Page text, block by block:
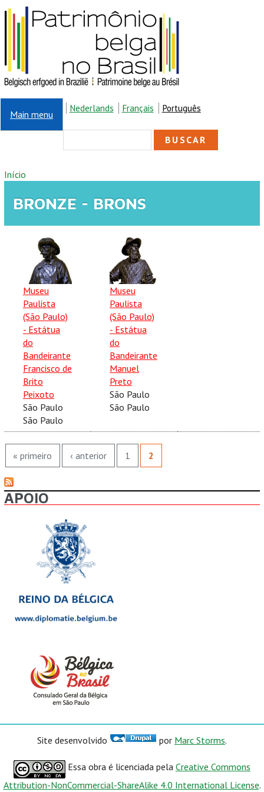
Pular para o conteúdo principal
Main menu
Nederlands Français Português
FORMULÁRIO DE
BUSCA
VOCÊ ESTÁ AQUI
Início
BRONZE - BRONS
Museu
Paulista
(São Paulo)
- Estátua
do
Bandeirante
Francisco de
Brito
Peixoto
São Paulo
São Paulo
Museu
Paulista
(São Paulo)
- Estátua
do
Bandeirante
Manuel
Preto
São Paulo
São Paulo
PÁGINAS
« primeiro ‹ anterior 1 2
APOIO
Site desenvolvido por Marc Storms.
Essa obra é licenciada pela Creative Commons
Attribution-NonCommercial-ShareAlike 4.0 International License.